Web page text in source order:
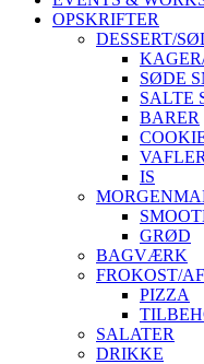
OPSKRIFTER
DESSERT/
SØDE
SALTE
BARER
IS
GRØD
BAGVÆRK
FROKOST/
PIZZA
SALATER
DRIKKE